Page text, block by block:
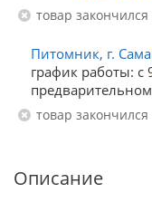
Товар закончился
Питомник, г.
график работы: с
Товар закончился
Описание